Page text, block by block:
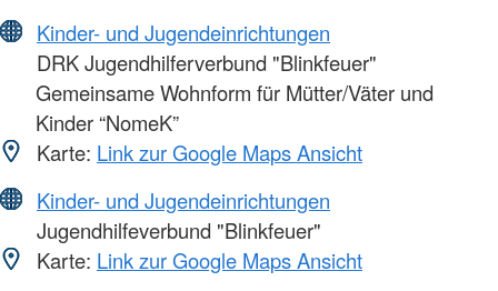
Kinder- und Jugendeinrichtungen
DRK Jugendhilferverbund "Blinkfeuer"
Gemeinsame Wohnform für Mütter/Väter und
Kinder “NomeK”
Karte: Link zur Google Maps Ansicht
Kinder- und Jugendeinrichtungen
Jugendhilfeverbund "Blinkfeuer"
Karte: Link zur Google Maps Ansicht